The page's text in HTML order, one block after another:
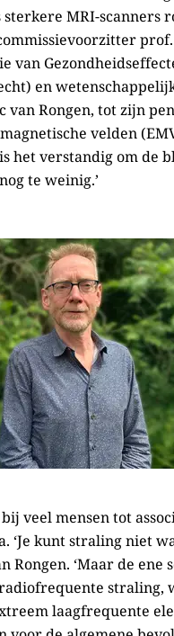
sterkere MRI-scanners
van
en
van Rongen, tot zijn
velden
het verstandig om de
te weinig.’
en Hans Kromhout
veel mensen tot
‘Je kunt straling niet
Rongen. ‘Maar de ene
radiofrequente
laagfrequente